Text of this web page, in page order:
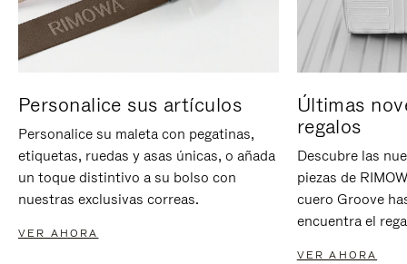
Personalice sus artículos
Personalice su maleta con pegatinas,
etiquetas, ruedas y asas únicas, o añada
un toque distintivo a su bolso con
nuestras exclusivas correas.
VER AHORA
Últimas
regalos
Descubre las
piezas de
cuero Groove
encuentra el
VER AHORA